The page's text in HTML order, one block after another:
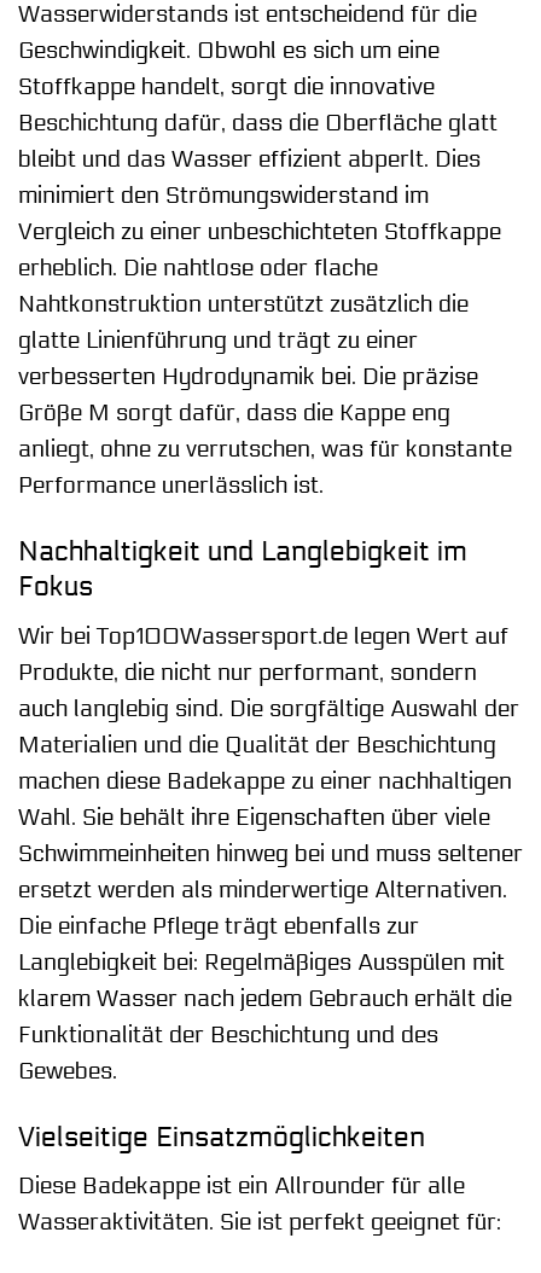
Wasserwiderstands ist entscheidend für die
Geschwindigkeit. Obwohl es sich um eine
Stoffkappe handelt, sorgt die innovative
Beschichtung dafür, dass die Oberfläche glatt
bleibt und das Wasser effizient abperlt. Dies
minimiert den Strömungswiderstand im
Vergleich zu einer unbeschichteten Stoffkappe
erheblich. Die nahtlose oder flache
Nahtkonstruktion unterstützt zusätzlich die
glatte Linienführung und trägt zu einer
verbesserten Hydrodynamik bei. Die präzise
Größe M sorgt dafür, dass die Kappe eng
anliegt, ohne zu verrutschen, was für konstante
Performance unerlässlich ist.
Nachhaltigkeit und Langlebigkeit im
Fokus
Wir bei Top100Wassersport.de legen Wert auf
Produkte, die nicht nur performant, sondern
auch langlebig sind. Die sorgfältige Auswahl der
Materialien und die Qualität der Beschichtung
machen diese Badekappe zu einer nachhaltigen
Wahl. Sie behält ihre Eigenschaften über viele
Schwimmeinheiten hinweg bei und muss seltener
ersetzt werden als minderwertige Alternativen.
Die einfache Pflege trägt ebenfalls zur
Langlebigkeit bei: Regelmäßiges Ausspülen mit
klarem Wasser nach jedem Gebrauch erhält die
Funktionalität der Beschichtung und des
Gewebes.
Vielseitige Einsatzmöglichkeiten
Diese Badekappe ist ein Allrounder für alle
Wasseraktivitäten. Sie ist perfekt geeignet für: